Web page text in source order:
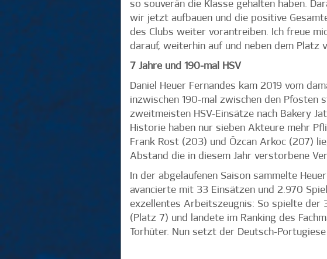
so souverän die Klasse gehalten haben.
wir jetzt aufbauen und die positive
des Clubs weiter vorantreiben. Ich freue
darauf, weiterhin auf und neben dem Platz
7 Jahre und 190-mal HSV
Daniel Heuer Fernandes kam 2019 vom
inzwischen 190-mal zwischen den Pfosten
zweitmeisten HSV-Einsätze nach Bakery
Historie haben nur sieben Akteure mehr
Frank Rost (203) und Özcan Arkoc (207)
Abstand die in diesem Jahr verstorbene
In der abgelaufenen Saison sammelte
avancierte mit 33 Einsätzen und 2.970
exzellentes Arbeitszeugnis: So spielte der
(Platz 7) und landete im Ranking des
Torhüter. Nun setzt der Deutsch-